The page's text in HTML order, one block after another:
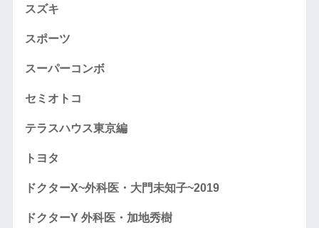
スズキ
スポーツ
スーパーコンボ
セミオトコ
テラスハウス東京編
トヨタ
ドクターX~外科医・大門未知子~2019
ドクターY 外科医・加地秀樹